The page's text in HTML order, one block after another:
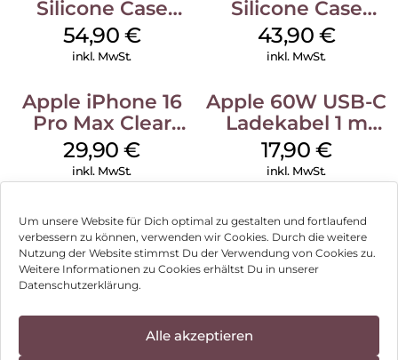
Um unsere Website für Dich optimal zu gestalten und fortlaufend
verbessern zu können, verwenden wir Cookies. Durch die weitere
Nutzung der Website stimmst Du der Verwendung von Cookies zu.
Weitere Informationen zu Cookies erhältst Du in unserer
Datenschutzerklärung.
Alle akzeptieren
Silicone Case
MagSafe Lake
Green
54,90 €
inkl. MwSt.
Silicone Case
MagSafe Plum
43,90 €
inkl. MwSt.
Apple iPhone 16
Pro Max Clear
Case MagSafe
Transparent
29,90€
inkl. MwSt.
Apple 60W USB-C
Ladekabel 1 m
Weiß
17,90 €
inkl. MwSt.
Impressum